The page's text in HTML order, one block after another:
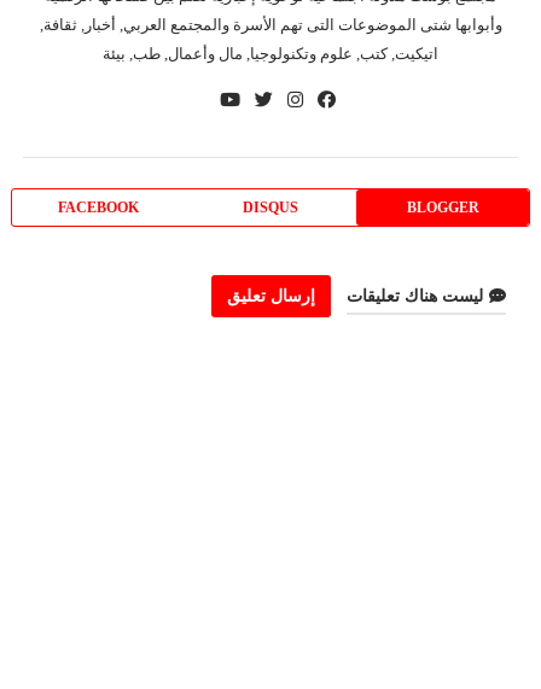
وأبوابها شتى الموضوعات التى تهم الأسرة والمجتمع العربي, أخبار, ثقافة,
اتيكيت, كتب, علوم وتكنولوجيا, مال وأعمال, طب, بيئة
BLOGGER
DISQUS
FACEBOOK
ليست هناك تعليقات إرسال تعليق